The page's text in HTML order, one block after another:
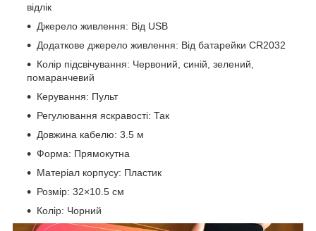
відлік
Джерело живлення: Від USB
Додаткове джерело живлення: Від батарейки CR2032
Колір підсвічування: Червоний, синій, зелений,
помаранчевий
Керування: Пульт
Регулювання яскравості: Так
Довжина кабелю: 3.5 м
Форма: Прямокутна
Матеріал корпусу: Пластик
Розмір: 32×10.5 см
Колір: Чорний